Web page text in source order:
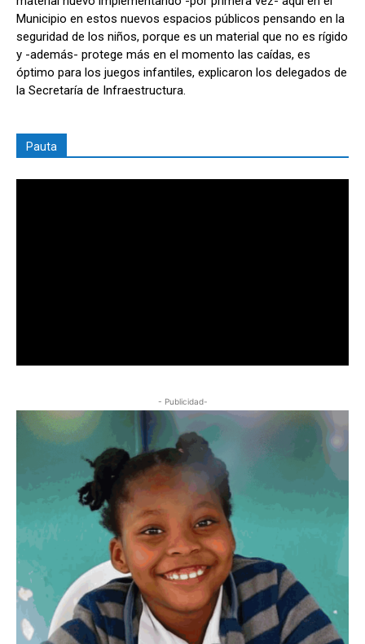
Municipio en estos nuevos espacios públicos pensando en la
seguridad de los niños, porque es un material que no es rígido
y -además- protege más en el momento las caídas, es
óptimo para los juegos infantiles, explicaron los delegados de
la Secretaría de Infraestructura.
Pauta
- Publicidad-